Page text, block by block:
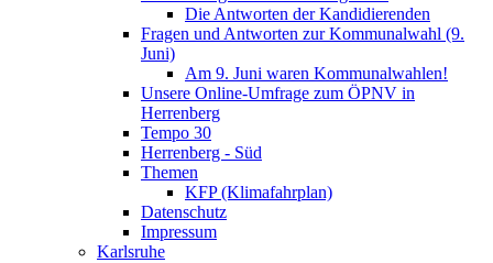
Die Antworten der Kandidierenden
Fragen und Antworten zur Kommunalwahl (9.
Juni)
Am 9. Juni waren Kommunalwahlen!
Unsere Online-Umfrage zum ÖPNV in
Herrenberg
Tempo 30
Herrenberg - Süd
Themen
KFP (Klimafahrplan)
Datenschutz
Impressum
Karlsruhe